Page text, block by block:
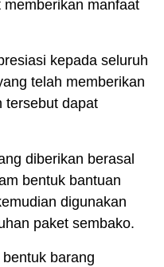
manfaat
kepada seluruh
telah memberikan
tersebut dapat
diberikan berasal
bentuk bantuan
digunakan
paket sembako.
barang